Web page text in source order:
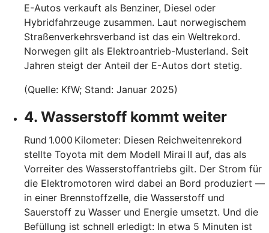
E-Autos verkauft als Benziner, Diesel oder
Hybridfahrzeuge zusammen. Laut norwegischem
Straßenverkehrsverband ist das ein Weltrekord.
Norwegen gilt als Elektroantrieb-Musterland. Seit
Jahren steigt der Anteil der E-Autos dort stetig.
(Quelle: KfW; Stand: Januar 2025)
4. Wasserstoff kommt weiter
Rund 1.000 Kilometer: Diesen Reichweitenrekord
stellte Toyota mit dem Modell Mirai II auf, das als
Vorreiter des Wasserstoffantriebs gilt. Der Strom für
die Elektromotoren wird dabei an Bord produziert —
in einer Brennstoffzelle, die Wasserstoff und
Sauerstoff zu Wasser und Energie umsetzt. Und die
Befüllung ist schnell erledigt: In etwa 5 Minuten ist